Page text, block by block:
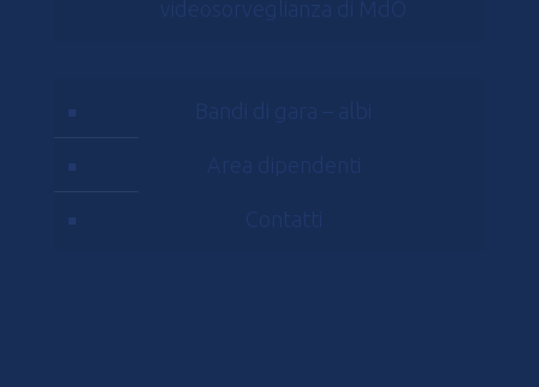
videosorveglianza di MdO
Bandi di gara – albi
Area dipendenti
Contatti